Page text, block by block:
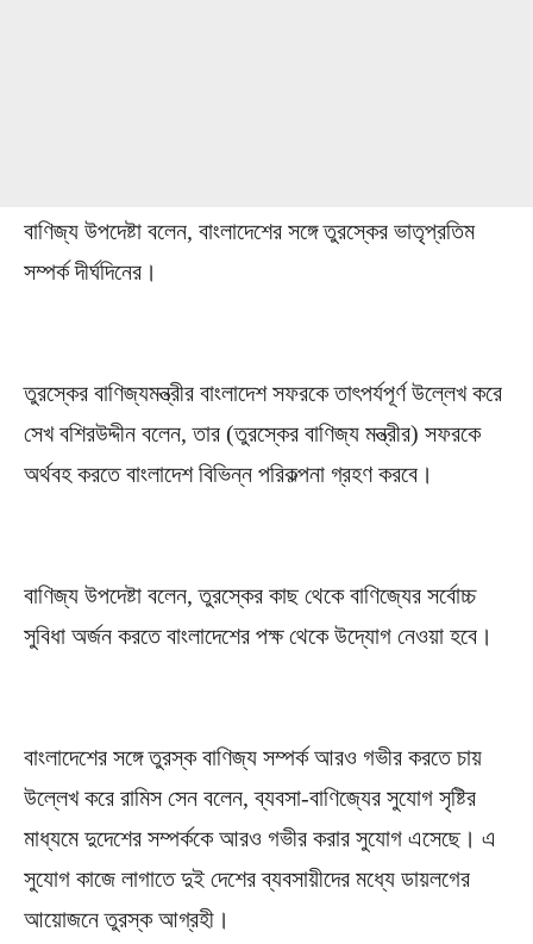
বাণিজ্য উপদেষ্টা বলেন, বাংলাদেশের সঙ্গে তুরস্কের ভাতৃপ্রতিম
সম্পর্ক দীর্ঘদিনের।
তুরস্কের বাণিজ্যমন্ত্রীর বাংলাদেশ সফরকে তাৎপর্যপূর্ণ উল্লেখ করে
সেখ বশিরউদ্দীন বলেন, তার (তুরস্কের বাণিজ্য মন্ত্রীর) সফরকে
অর্থবহ করতে বাংলাদেশ বিভিন্ন পরিকল্পনা গ্রহণ করবে।
বাণিজ্য উপদেষ্টা বলেন, তুরস্কের কাছ থেকে বাণিজ্যের সর্বোচ্চ
সুবিধা অর্জন করতে বাংলাদেশের পক্ষ থেকে উদ্যোগ নেওয়া হবে।
বাংলাদেশের সঙ্গে তুরস্ক বাণিজ্য সম্পর্ক আরও গভীর করতে চায়
উল্লেখ করে রামিস সেন বলেন, ব্যবসা-বাণিজ্যের সুযোগ সৃষ্টির
মাধ্যমে দুদেশের সম্পর্ককে আরও গভীর করার সুযোগ এসেছে। এ
সুযোগ কাজে লাগাতে দুই দেশের ব্যবসায়ীদের মধ্যে ডায়লগের
আয়োজনে তুরস্ক আগ্রহী।